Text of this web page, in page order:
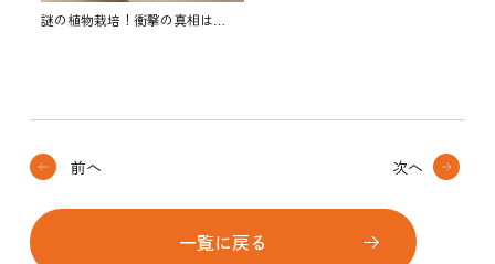
謎の植物栽培！衝撃の真相は…
前へ
一覧に戻る
次へ